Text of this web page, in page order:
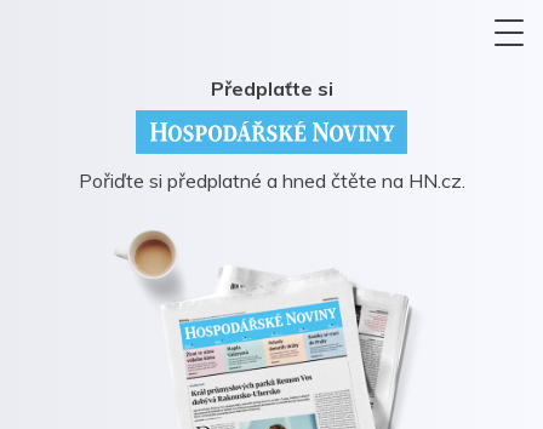
Předplaťte si
Pořiďte si předplatné a hned čtěte na HN.cz.